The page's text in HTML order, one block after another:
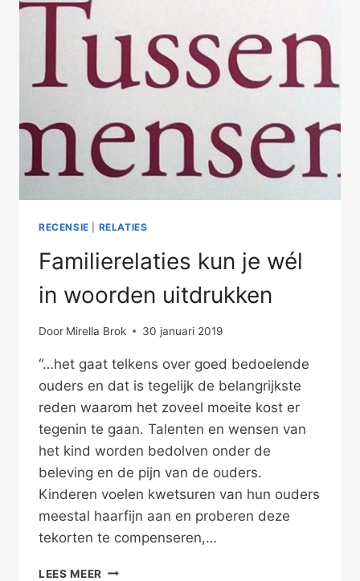
RECENSIE RELATIES
Familierelaties kun je wél
in woorden uitdrukken
Door Mirella Brok 30 januari 2019
“…het gaat telkens over goed bedoelende
ouders en dat is tegelijk de belangrijkste
reden waarom het zoveel moeite kost er
tegenin te gaan. Talenten en wensen van
het kind worden bedolven onder de
beleving en de pijn van de ouders.
Kinderen voelen kwetsuren van hun ouders
meestal haarfijn aan en proberen deze
tekorten te compenseren,…
LEES MEER FAMILIERELATIES